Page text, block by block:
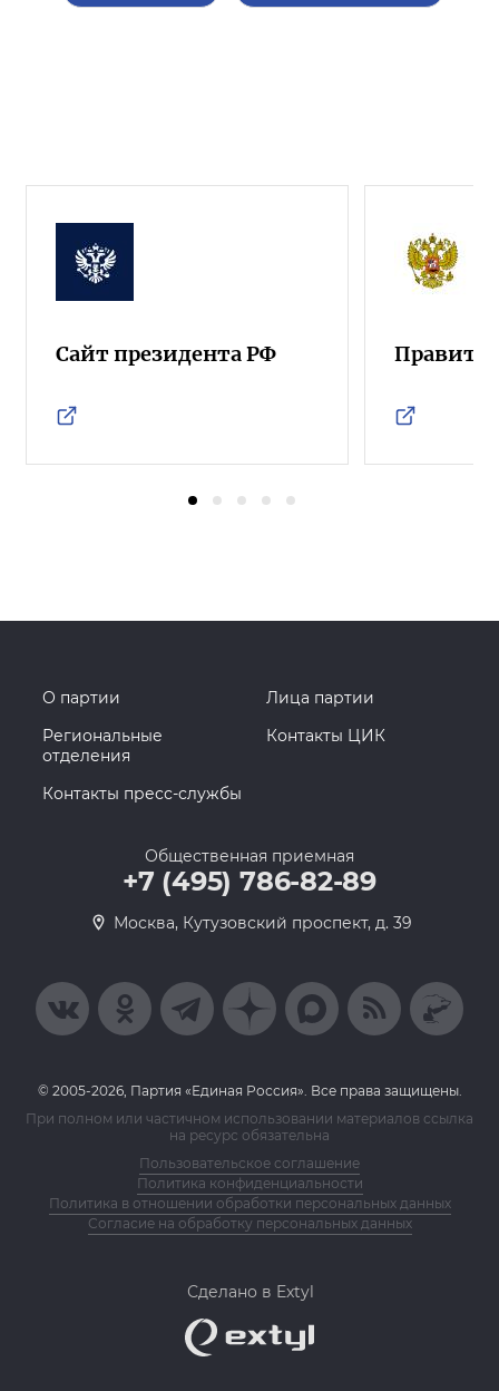
Сайт президента РФ
О партии
Лица партии
Региональные
отделения
Контакты ЦИК
Контакты пресс-службы
Общественная приемная
+7 (495) 786-82-89
Москва, Кутузовский проспект, д. 39
© 2005-2026, Партия «Единая Россия». Все права защищены.
При полном или частичном использовании материалов ссылка
на ресурс обязательна
Пользовательское соглашение
Политика конфиденциальности
Политика в отношении обработки персональных данных
Согласие на обработку персональных данных
Сделано в Extyl